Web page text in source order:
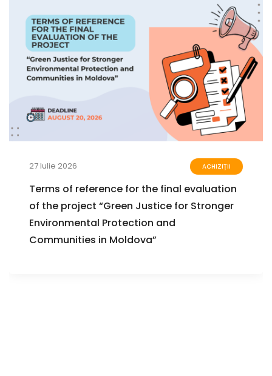
27 Iulie 2026 ACHIZIȚII
Terms of reference for the final evaluation
of the project “Green Justice for Stronger
Environmental Protection and
Communities in Moldova”